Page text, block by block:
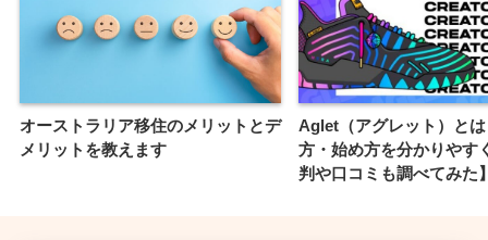
オーストラリア移住のメリットとデ
メリットを教えます
Aglet（アグレット）と
方・始め方を分かりやす
判や口コミも調べてみた